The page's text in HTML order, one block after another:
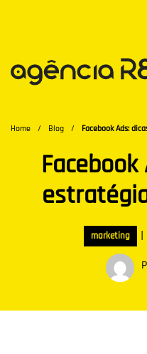
Home / Blog / Facebook Ads:
marketing |